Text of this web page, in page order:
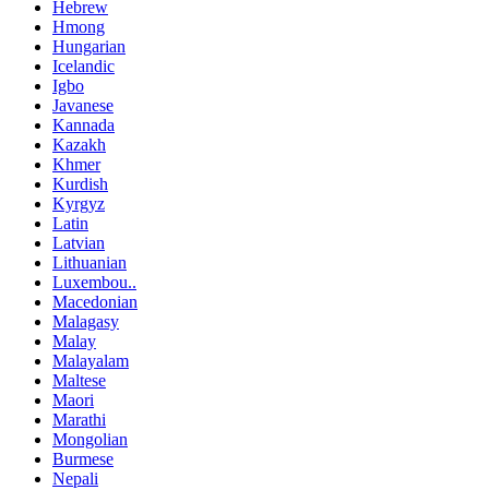
Hebrew
Hmong
Hungarian
Icelandic
Igbo
Javanese
Kannada
Kazakh
Khmer
Kurdish
Kyrgyz
Latin
Latvian
Lithuanian
Luxembou..
Macedonian
Malagasy
Malay
Malayalam
Maltese
Maori
Marathi
Mongolian
Burmese
Nepali